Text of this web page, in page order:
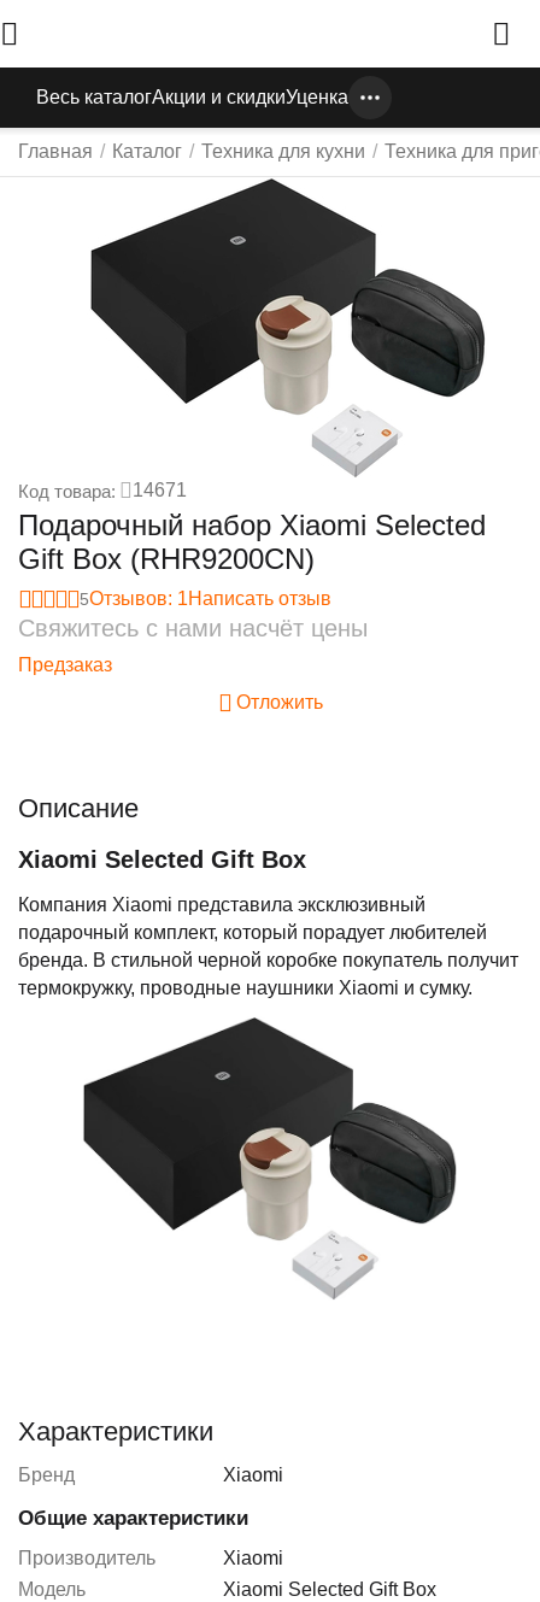
Весь каталогАкции и скидкиУценка
Главная / Каталог / Техника для кухни / Техника для
Код товара: 14671
Подарочный набор Xiaomi Selected
Gift Box (RHR9200CN)
5Отзывов: 1Написать отзыв
Свяжитесь с нами насчёт цены
Предзаказ
Отложить
Описание
Xiaomi Selected Gift Box
Компания Xiaomi представила эксклюзивный
подарочный комплект, который порадует любителей
бренда. В стильной черной коробке покупатель получит
термокружку, проводные наушники Xiaomi и сумку.
Характеристики
Бренд Xiaomi
Общие характеристики
Производитель
Xiaomi
Модель
Xiaomi Selected Gift Box